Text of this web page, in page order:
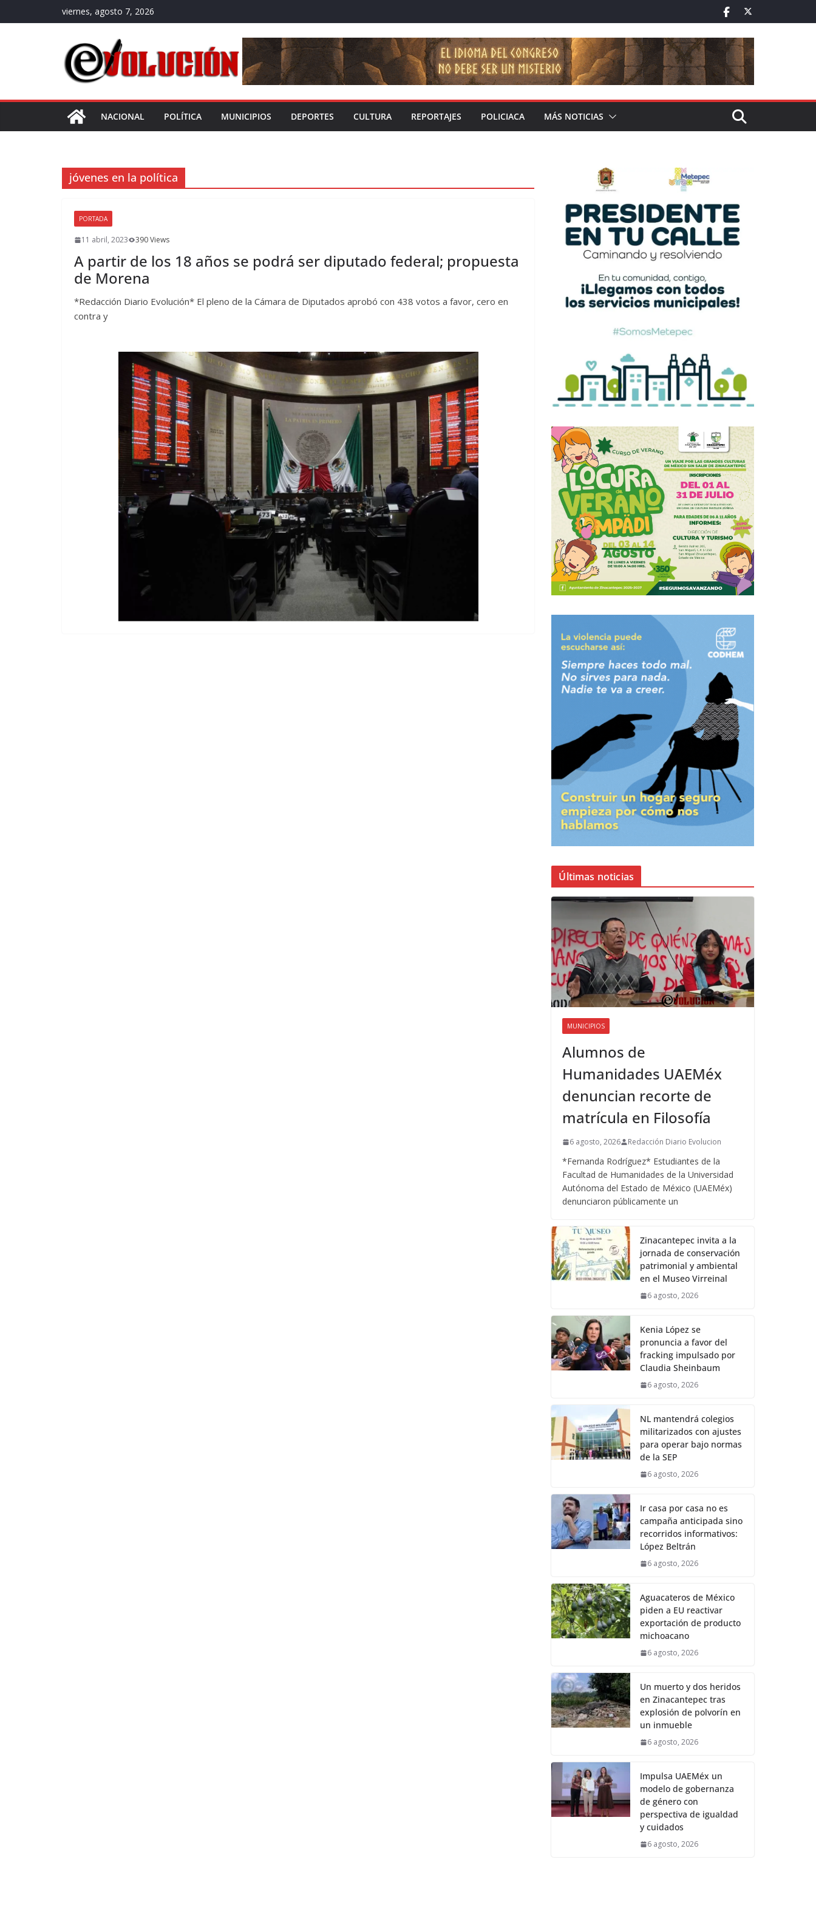
al
viernes, agosto 7, 2026
NACIONAL POLÍTICA MUNICIPIOS DEPORTES CULTURA REPORTAJES POLICIACA MÁS NOTICIAS
jóvenes en la política
PORTADA
11 abril, 2023 390 Views
A partir de los 18 años se podrá ser diputado federal; propuesta
de Morena
*Redacción Diario Evolución* El pleno de la Cámara de Diputados aprobó con 438 votos a favor, cero en
contra y
Últimas noticias
MUNICIPIOS
Alumnos de
Humanidades UAEMéx
denuncian recorte de
matrícula en Filosofía
6 agosto, 2026 Redacción Diario Evolucion
*Fernanda Rodríguez* Estudiantes de la
Facultad de Humanidades de la Universidad
Autónoma del Estado de México (UAEMéx)
denunciaron públicamente un
Zinacantepec invita a la
jornada de conservación
patrimonial y ambiental
en el Museo Virreinal
6 agosto, 2026
Kenia López se
pronuncia a favor del
fracking impulsado por
Claudia Sheinbaum
6 agosto, 2026
NL mantendrá colegios
militarizados con ajustes
para operar bajo normas
de la SEP
6 agosto, 2026
Ir casa por casa no es
campaña anticipada sino
recorridos informativos:
López Beltrán
6 agosto, 2026
Aguacateros de México
piden a EU reactivar
exportación de producto
michoacano
6 agosto, 2026
Un muerto y dos heridos
en Zinacantepec tras
explosión de polvorín en
un inmueble
6 agosto, 2026
Impulsa UAEMéx un
modelo de gobernanza
de género con
perspectiva de igualdad
y cuidados
6 agosto, 2026